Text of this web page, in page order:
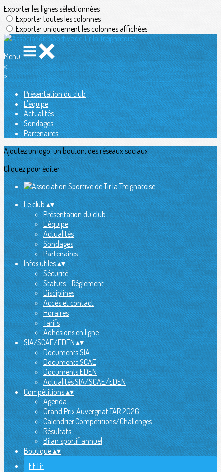
Exporter les lignes sélectionnées
Exporter toutes les colonnes
Exporter uniquement les colonnes affichées
Menu
<
>
Présentation du club
L'équipe
Actualités
Sondages
Partenaires
Ajoutez un logo, un bouton, des réseaux sociaux
Cliquez pour éditer
Le club▴▾
Présentation du club
L'équipe
Actualités
Sondages
Partenaires
Infos utiles▴▾
Sécurité
Statuts - Réglement
Disciplines
Accès et contact
Horaires
Tarifs
Adhésions en ligne
SIA/SCAE/EDEN▴▾
Documents SIA
Documents SCAE
Documents EDEN
Actualités SIA/SCAE/EDEN
Compétitions▴▾
Agenda
Grand Prix Auvergnat TAR 2026
Calendrier Compétitions/Challenges
Résultats
Bilan sportif annuel
Boutique▴▾
FFTir